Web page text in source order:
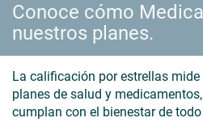
Conoce cómo
nuestros planes.
La calificación por estrellas
planes de salud y
cumplan con el bienestar de